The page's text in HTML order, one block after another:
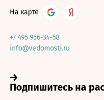
На карте
+7 495 956-34-58
info@vedomosti.ru